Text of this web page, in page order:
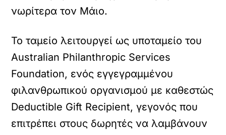
νωρίτερα τον Μάιο.
Το ταμείο λειτουργεί ως υποταμείο του
Australian Philanthropic Services
Foundation, ενός εγγεγραμμένου
φιλανθρωπικού οργανισμού με καθεστώς
Deductible Gift Recipient, γεγονός που
επιτρέπει στους δωρητές να λαμβάνουν